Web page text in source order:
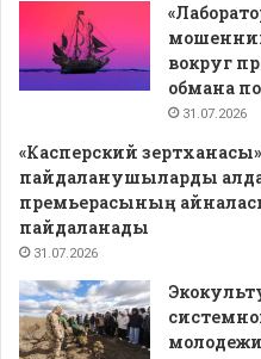
вокруг
обмана
31.07.2026
«Касперский
пайдаланушыларды
премьерасының
пайдаланады
31.07.2026
молодежи